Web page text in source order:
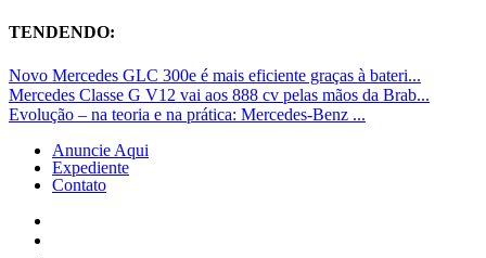
TENDENDO:
Novo Mercedes GLC 300e é mais eficiente graças à bateri...
Mercedes Classe G V12 vai aos 888 cv pelas mãos da Brab...
Evolução – na teoria e na prática: Mercedes-Benz ...
Anuncie Aqui
Expediente
Contato